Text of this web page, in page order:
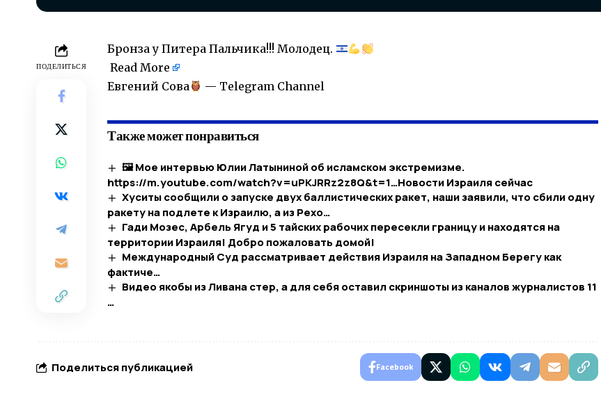
ПОДЕЛИТЬСЯ
Бронза у Питера Пальчика!!! Молодец.
Read More
​Евгений Сова
— Telegram Channel
Также может понравиться
🖼 Мое интервью Юлии Латыниной об исламском экстремизме.
https://m.youtube.com/watch?v=uPKJRRz2z8Q&t=1…​Новости Израиля сейчас
Хуситы сообщили о запуске двух баллистических ракет, наши заявили, что сбили одну
ракету на подлете к Израилю, а из Рехо…
Гади Мозес, Арбель Ягуд и 5 тайских рабочих пересекли границу и находятся на
территории Израиля! Добро пожаловать домой!
Международный Суд рассматривает действия Израиля на Западном Берегу как
фактиче…
Видео якобы из Ливана стер, а для себя оставил скриншоты из каналов журналистов 11
…
Поделиться публикацией Facebook